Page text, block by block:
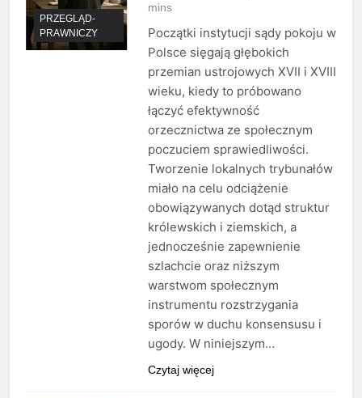
PRZEGLĄD-
PRAWNICZY
mins
Początki instytucji sądy pokoju w
Polsce sięgają głębokich
przemian ustrojowych XVII i XVIII
wieku, kiedy to próbowano
łączyć efektywność
orzecznictwa ze społecznym
poczuciem sprawiedliwości.
Tworzenie lokalnych trybunałów
miało na celu odciążenie
obowiązywanych dotąd struktur
królewskich i ziemskich, a
jednocześnie zapewnienie
szlachcie oraz niższym
warstwom społecznym
instrumentu rozstrzygania
sporów w duchu konsensusu i
ugody. W niniejszym…
Czytaj więcej